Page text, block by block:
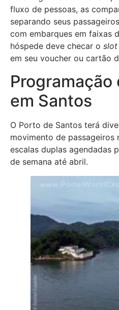
fluxo de pessoas, as
separando seus
com embarques em faixas
hóspede deve checar o slot
em seu voucher ou cartão
em Santos
O Porto de Santos terá
movimento de passageiros
escalas duplas agendadas
de semana até abril.